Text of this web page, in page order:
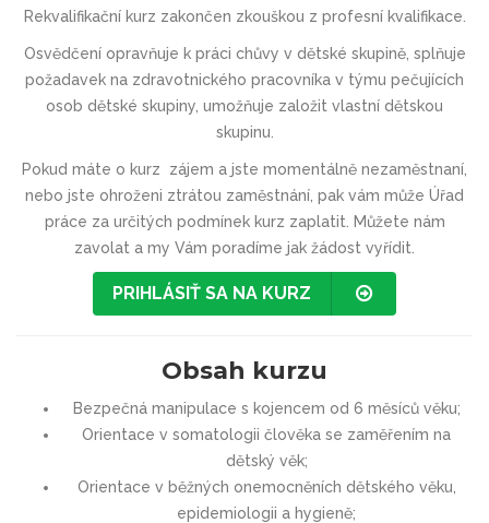
Rekvalifikační kurz zakončen zkouškou z profesní kvalifikace.
Osvědčení opravňuje k práci chůvy v dětské skupině, splňuje
požadavek na zdravotnického pracovníka v týmu pečujících
osob dětské skupiny, umožňuje založit vlastní dětskou
skupinu.
Pokud máte o kurz zájem a jste momentálně nezaměstnaní,
nebo jste ohroženi ztrátou zaměstnání, pak vám může Úřad
práce za určitých podmínek kurz zaplatit. Můžete nám
zavolat a my Vám poradíme jak žádost vyřídit.
PRIHLÁSIŤ SA NA KURZ
Obsah kurzu
Bezpečná manipulace s kojencem od 6 měsíců věku;
Orientace v somatologii člověka se zaměřením na
dětský věk;
Orientace v běžných onemocněních dětského věku,
epidemiologii a hygieně;